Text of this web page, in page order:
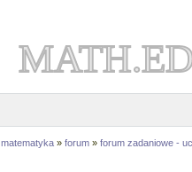
matematyka » forum » forum zadaniowe -